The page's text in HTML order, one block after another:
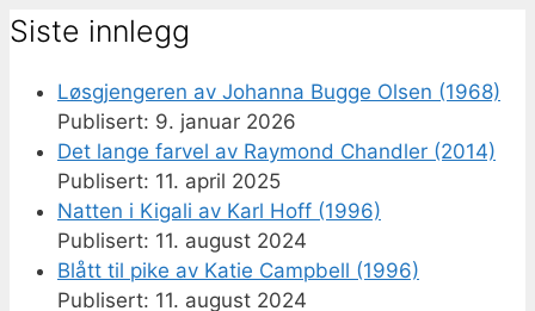
Siste innlegg
Løsgjengeren av Johanna Bugge Olsen (1968)
9. januar 2026
Det lange farvel av Raymond Chandler (2014)
11. april 2025
Natten i Kigali av Karl Hoff (1996)
11. august 2024
Blått til pike av Katie Campbell (1996)
11. august 2024